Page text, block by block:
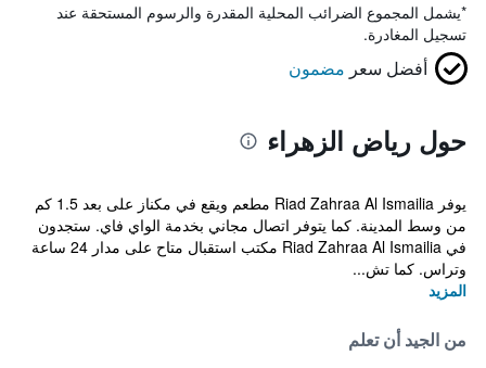
*يشمل المجموع الضرائب المحلية المقدرة والرسوم المستحقة عند
تسجيل المغادرة.
أفضل سعر مضمون
حول رياض الزهراء
يوفر Riad Zahraa Al Ismailia مطعم ويقع في مكناز على بعد 1.5 كم
من وسط المدينة. كما يتوفر اتصال مجاني بخدمة الواي فاي. ستجدون
في Riad Zahraa Al Ismailia مكتب استقبال متاح على مدار 24 ساعة
وتراس. كما تش...
المزيد
من الجيد أن تعلم